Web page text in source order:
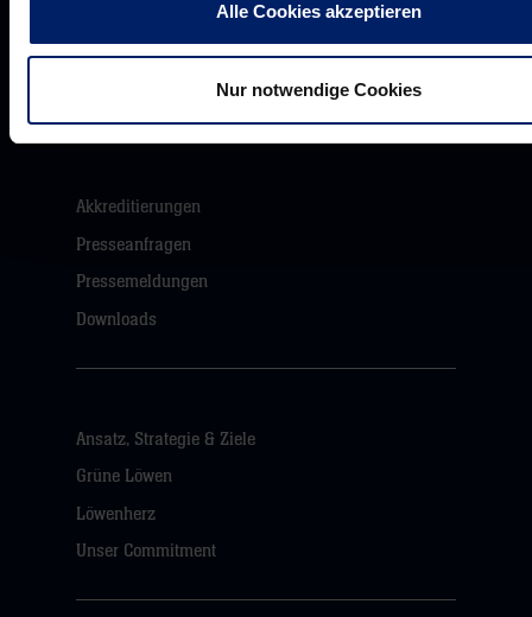
Alle Cookies akzeptieren
Nur notwendige Cookies
Wirtschaftslöwen
Akkreditierungen
Presseanfragen
Pressemeldungen
Downloads
Ansatz, Strategie & Ziele
Grüne Löwen
Löwenherz
Unser Commitment